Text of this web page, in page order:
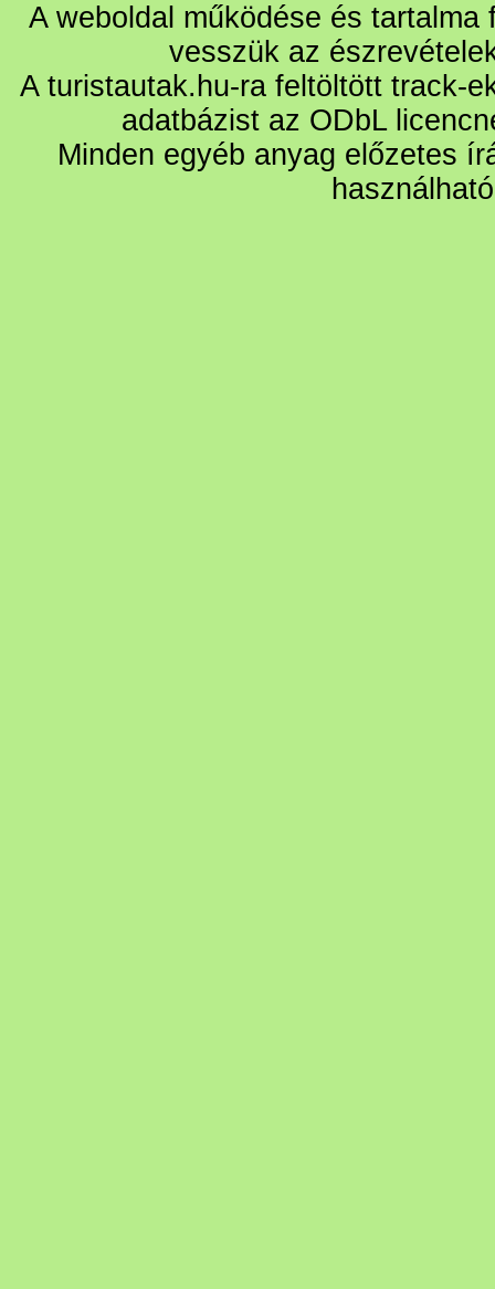
A weboldal működése és
vesszük az
A turistautak.hu-ra feltöltött track-
adatbázist az ODbL
Minden egyéb anyag előzetes